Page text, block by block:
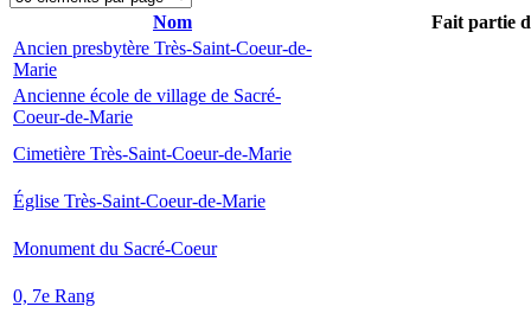
Nom
Fait partie
Ancien presbytère Très-Saint-Coeur-de-
Marie
Ancienne école de village de Sacré-
Coeur-de-Marie
Cimetière Très-Saint-Coeur-de-Marie
Église Très-Saint-Coeur-de-Marie
Monument du Sacré-Coeur
0, 7e Rang